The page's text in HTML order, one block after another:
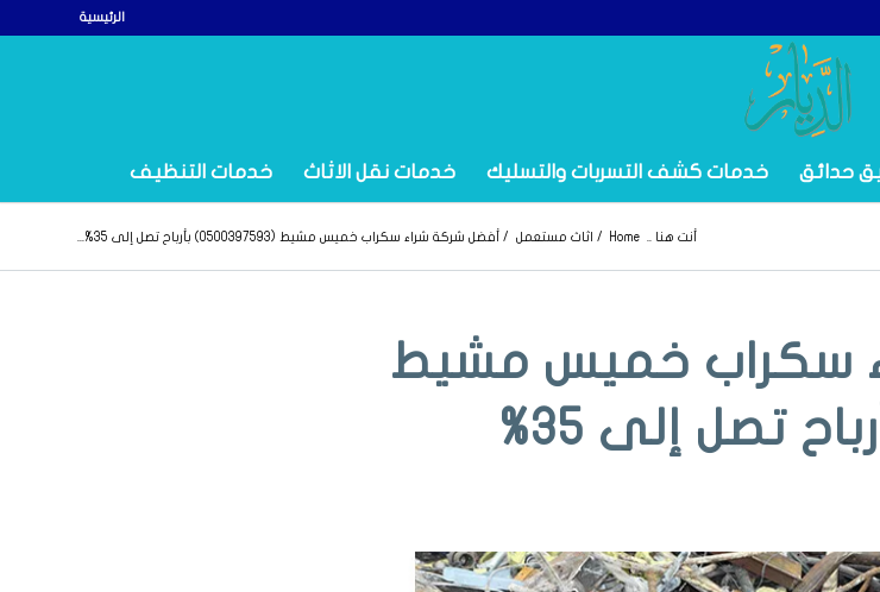
الرئيسية
حدائق خدمات كشف التسربات والتسليك خدمات نقل الاثاث خدمات التنظيف
أنت هنا .. Home
/ اثاث مستعمل / أفضل شركة شراء سكراب خميس مشيط (0500397593) بأرباح تصل إلى 35%...
سكراب خميس مشيط